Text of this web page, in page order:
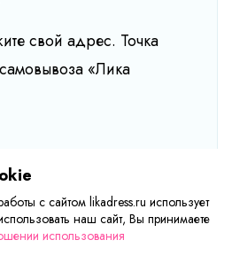
свой адрес. Точка
«Лика
с сайтом likadress.ru использует
наш сайт, Вы принимаете
использования